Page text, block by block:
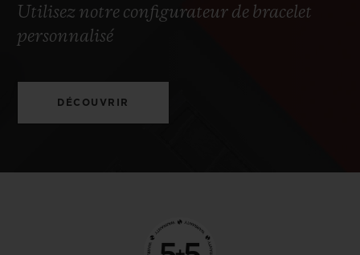
Utilisez notre configurateur de bracelet
personnalisé
DÉCOUVRIR